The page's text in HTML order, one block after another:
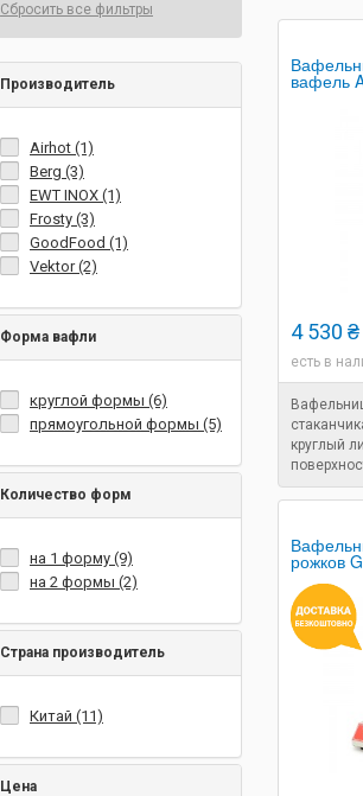
вафель
4 530 ₴
есть в
круглый
рожков
Сбросить все фильтры
Производитель
Airhot (1)
Berg (3)
EWT INOX (1)
Frosty (3)
GoodFood (1)
Vektor (2)
Форма вафли
круглой формы (6)
прямоугольной формы (5)
Количество форм
на 1 форму (9)
на 2 формы (2)
Страна производитель
Китай (11)
Цена